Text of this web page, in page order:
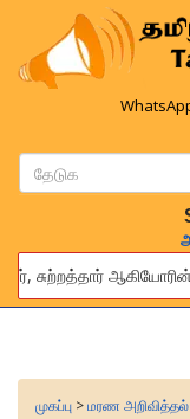
சுற்றத்தார்
provide this service to
முகப்பு >மரண அறிவித்தல்